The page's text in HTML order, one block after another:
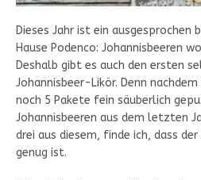
Dieses Jahr ist ein ausgesprochen
Hause Podenco: Johannisbeeren
Deshalb gibt es auch den ersten
Johannisbeer-Likör. Denn
noch 5 Pakete fein säuberlich
Johannisbeeren aus dem letzten
drei aus diesem, finde ich, dass
genug ist.